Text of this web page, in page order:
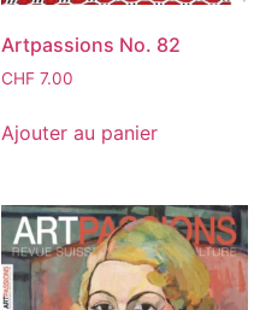
Artpassions No. 82
CHF7.00
Ajouter au panier